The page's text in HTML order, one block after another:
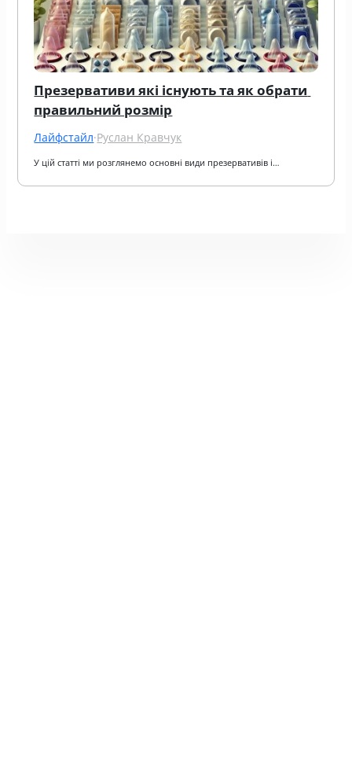
Презервативи які існують та як обрати
правильний розмір
Лайфстайл·Руслан Кравчук
У цій статті ми розглянемо основні види презервативів і…